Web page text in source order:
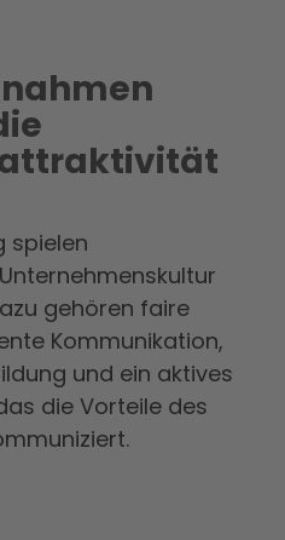
spielen
gehören faire
Kommunikation,
und ein aktives
die Vorteile des